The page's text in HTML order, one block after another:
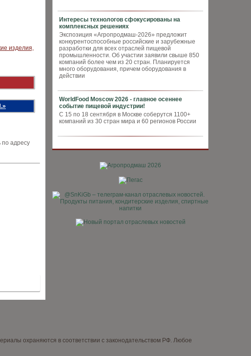
Интересы технологов сфокусированы на
комплексных решениях
Экспозиция «Агропродмаш-2026» предложит
конкурентоспособные российские и зарубежные
разработки для всех отраслей пищевой
промышленности. Об участии заявили свыше 850
компаний более чем из 20 стран. Планируется
много оборудования, причем оборудования в
действии
WorldFood Moscow 2026 - главное осеннее
событие пищевой индустрии!
С 15 по 18 сентября в Москве соберутся 1100+
компаний из 30 стран мира и 60 регионов России
адресу
охраняются в соответствии с законодательством РФ. Любое